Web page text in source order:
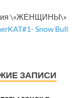
\»ЖЕНЩИНЫ\»
ЗАПИСИ